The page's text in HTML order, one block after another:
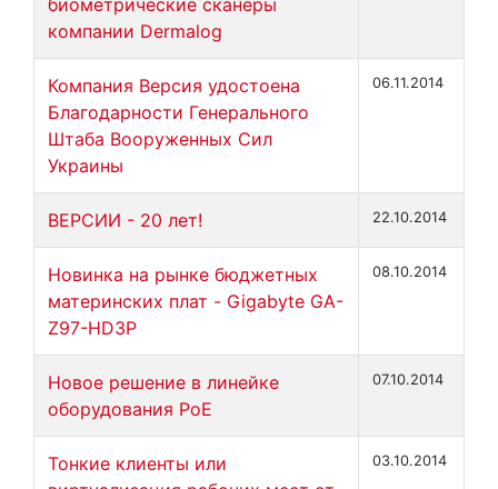
биометрические сканеры
компании Dermalog
Компания Версия удостоена
Благодарности Генерального
Штаба Вооруженных Сил
Украины
06.11.2014
ВЕРСИИ - 20 лет! 22.10.2014
Новинка на рынке бюджетных
материнских плат - Gigabyte GA-
Z97-HD3P
08.10.2014
Новое решение в линейке
оборудования PоЕ
07.10.2014
Тонкие клиенты или
03.10.2014